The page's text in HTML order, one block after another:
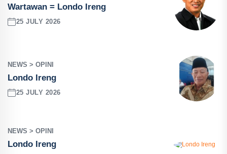
Wartawan = Londo Ireng
25 JULY 2026
NEWS > OPINI
Londo Ireng
25 JULY 2026
NEWS > OPINI
Londo Ireng